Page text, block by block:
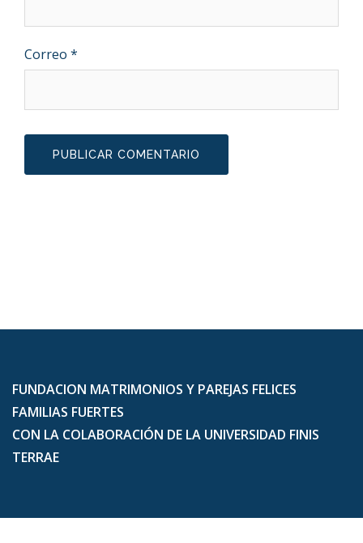
Correo *
FUNDACION MATRIMONIOS Y PAREJAS FELICES
FAMILIAS FUERTES
CON LA COLABORACIÓN DE LA UNIVERSIDAD FINIS
TERRAE